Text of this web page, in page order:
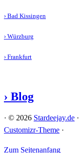
› Bad Kissingen
› Würzburg
› Frankfurt
› Blog
· © 2026 Stardeejay.de ·
Customizr-Theme ·
Zum Seitenanfang